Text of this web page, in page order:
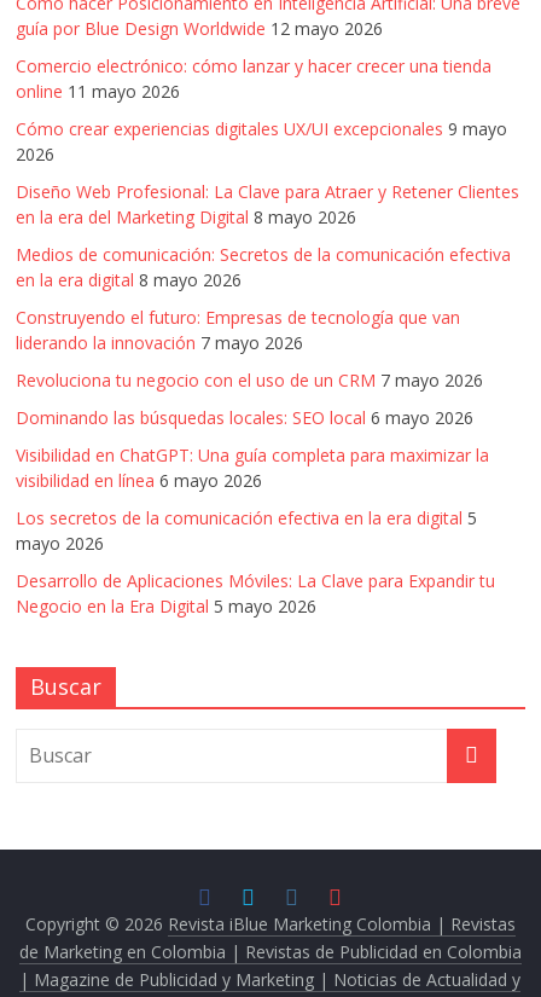
guía por Blue Design Worldwide 12 mayo 2026
Comercio electrónico: cómo lanzar y hacer crecer una tienda
online 11 mayo 2026
Cómo crear experiencias digitales UX/UI excepcionales 9 mayo
2026
Diseño Web Profesional: La Clave para Atraer y Retener Clientes
en la era del Marketing Digital 8 mayo 2026
Medios de comunicación: Secretos de la comunicación efectiva
en la era digital 8 mayo 2026
Construyendo el futuro: Empresas de tecnología que van
liderando la innovación 7 mayo 2026
Revoluciona tu negocio con el uso de un CRM 7 mayo 2026
Dominando las búsquedas locales: SEO local 6 mayo 2026
Visibilidad en ChatGPT: Una guía completa para maximizar la
visibilidad en línea 6 mayo 2026
Los secretos de la comunicación efectiva en la era digital 5
mayo 2026
Desarrollo de Aplicaciones Móviles: La Clave para Expandir tu
Negocio en la Era Digital 5 mayo 2026
Buscar
Copyright © 2026 Revista iBlue Marketing Colombia | Revistas
de Marketing en Colombia | Revistas de Publicidad en Colombia
| Magazine de Publicidad y Marketing | Noticias de Actualidad y